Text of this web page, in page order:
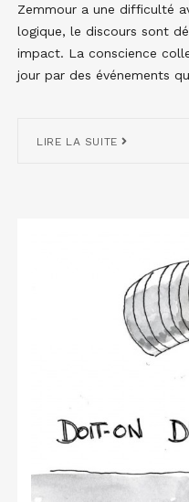
Zemmour a une difficulté
logique, le discours sont
impact. La conscience
jour par des événements
LIRE LA SUITE